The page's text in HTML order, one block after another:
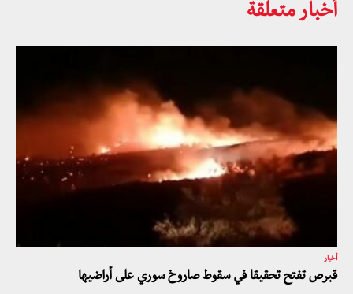
أخبار متعلقة
أخبار
قبرص تفتح تحقيقا في سقوط صاروخ سوري على أراضيها